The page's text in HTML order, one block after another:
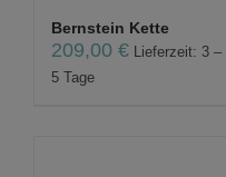
Bernstein Kette
209,00 €
Lieferzeit: 3 –
5 Tage